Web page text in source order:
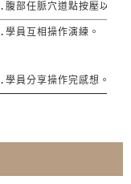
腹部任脈穴道點按壓以及
學員互相操作演練。
學員分享操作完感想。